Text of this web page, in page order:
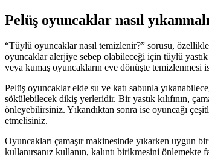
Pelüş oyuncaklar nasıl
“Tüylü oyuncaklar nasıl temizlenir?” sorusu,
oyuncaklar alerjiye sebep olabileceği için tüylü
veya kumaş oyuncakların eve dönüşte temizlenmesi
Pelüş oyuncaklar elde su ve katı sabunla
sökülebilecek dikiş yerleridir. Bir yastık kılıfının,
önleyebilirsiniz. Yıkandıktan sonra ise oyuncağı
etmelisiniz.
Oyuncakları çamaşır makinesinde yıkarken uygun
kullanırsanız kullanın, kalıntı birikmesini